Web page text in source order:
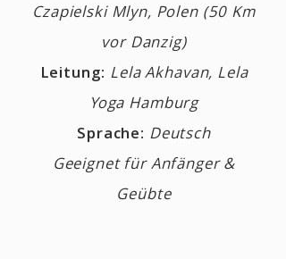
Czapielski Mlyn, Polen (50 Km
vor Danzig)
Leitung: Lela Akhavan, Lela
Yoga Hamburg
Sprache: Deutsch
Geeignet für Anfänger &
Geübte